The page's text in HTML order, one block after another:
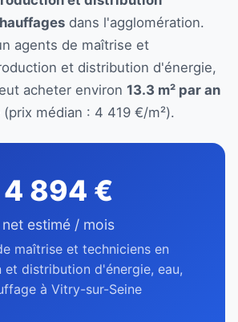
dans l'agglomération.
agents de maîtrise et
et distribution d'énergie,
acheter environ 13.3 m² par an
médian : 4 419 €/m²).
4 894 €
net estimé / mois
maîtrise et techniciens en
et distribution d'énergie, eau,
à Vitry-sur-Seine